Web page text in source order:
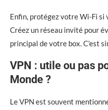
Enfin, protégez votre Wi-Fi si
Créez un réseau invité pour
principal de votre box. C’est
VPN : utile ou pas
Monde ?
Le VPN est souvent